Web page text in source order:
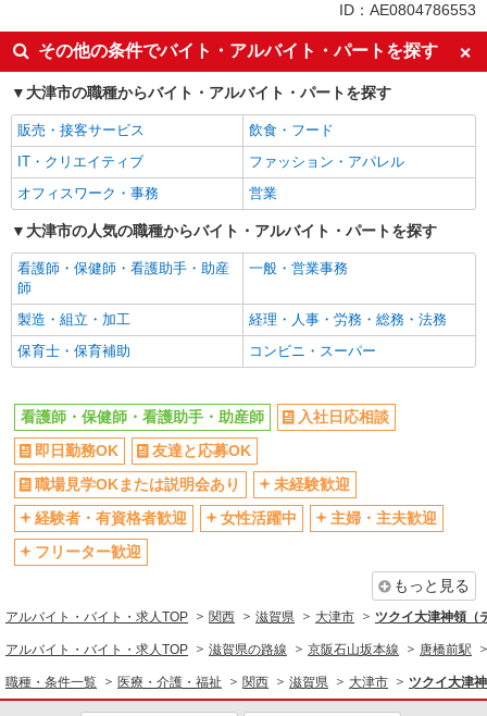
入社日応相談
即日勤務OK
友達と応募OK
職場見学OKまたは説明会あり
未経験歓迎
経験者・有資格者歓迎
女性活躍中
主婦・主夫歓迎
フリーター歓迎
学歴不問
ブランクOK
ミドル（40代～）活躍中
エルダー（50代～）活躍中
昇給あり
禁煙・分煙
バイク通勤OK
自転車通勤OK
副業・WワークOK
転勤なし
交通費支給
社会保険あり
ティブなど）あり
研修制度あり
社員登用あり
資格取得支援制度あり
髪型・髪色自由
髭（ひげ）OK
ネイルOK
同じ職種から求人を探す
看護師・保健師・看護助手・助産師
同じ特徴から求人を探す
未経験歓迎
ミドル（40代～）活躍中
ID：AE0804786553
その他の条件でバイト・アルバイト・パートを探す
大津市の職種からバイト・アルバイト・パートを探す
販売・接客サービス
飲食・フード
IT・クリエイティブ
ファッション・アパレル
オフィスワーク・事務
営業
大津市の人気の職種からバイト・アルバイト・パートを探す
看護師・保健師・看護助手・助産
師
一般・営業事務
製造・組立・加工
経理・人事・労務・総務・法務
保育士・保育補助
コンビニ・スーパー
看護師・保健師・看護助手・助産師
入社日応相談
即日勤務OK
友達と応募OK
職場見学OKまたは説明会あり
未経験歓迎
経験者・有資格者歓迎
女性活躍中
主婦・主夫歓迎
フリーター歓迎
もっと見る
アルバイト・バイト・求人TOP 関西 滋賀県 大津市 ツクイ大津神領（
アルバイト・バイト・求人TOP 滋賀県の路線 京阪石山坂本線 唐橋前駅
職種・条件一覧 医療・介護・福祉 関西 滋賀県 大津市 ツクイ大津